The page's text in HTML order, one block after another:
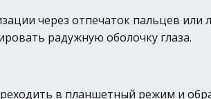
через отпечаток пальцев
радужную оболочку глаза.
в планшетный режим и